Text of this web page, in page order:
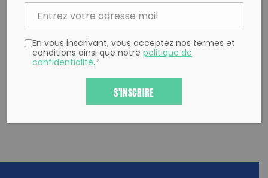
En vous inscrivant, vous acceptez nos termes et
conditions ainsi que notrepolitique de
confidentialité.*
S'INSCRIRE